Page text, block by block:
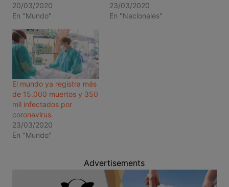
20/03/2020
En "Mundo"
23/03/2020
En "Nacionales"
El mundo ya registra más
de 15.000 muertos y 350
mil infectados por
coronavirus.
23/03/2020
En "Mundo"
Advertisements